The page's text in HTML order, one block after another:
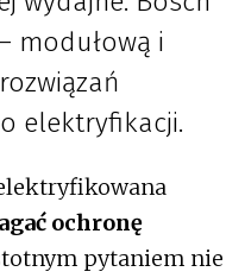
modułową i
elektryfikacji.
ochronę
pytaniem nie